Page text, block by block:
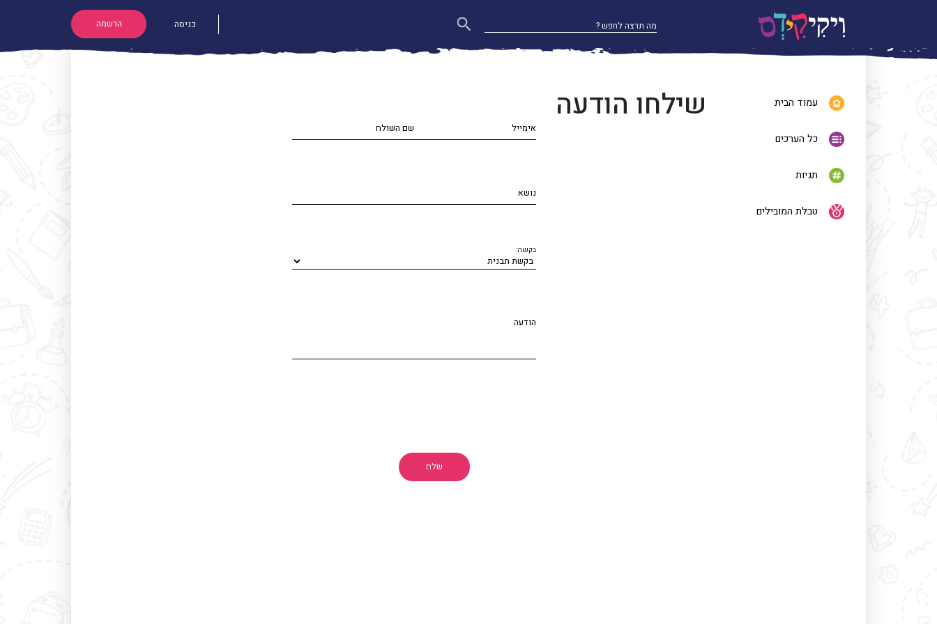
כניסה הרשמה
עמוד הבית
כל הערכים
תגיות
טבלת המובילים
שילחו הודעה
אימייל שם השולח
נושא
בקשה:
הודעה